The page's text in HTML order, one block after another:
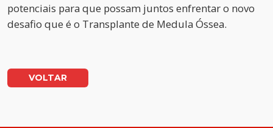
potenciais para que possam juntos enfrentar o novo
desafio que é o Transplante de Medula Óssea.
VOLTAR